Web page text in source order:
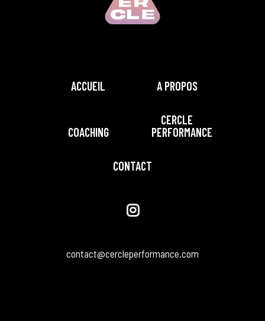
ACCUEIL A PROPOS
COACHING
CERCLE
PERFORMANCE
CONTACT
contact@cercleperformance.com